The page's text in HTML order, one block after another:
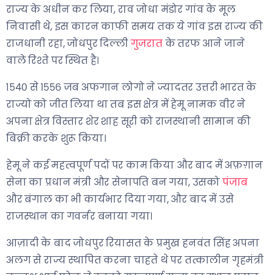
राज्य के अधीन कर लिया, राव जोधा मंडोर गांव के मूल
निवासी थे, इस कारन काफी समय तक ये गांव इस राज्य की
राजधानी रहा, जोधपुर दिल्लीगुजरातके तरफ आने जाने
वाले रिश्ते पर स्थित है।
१५४० से १५५६ जब अफगान लोगो ने ज्यादतर उत्तरी भारत के
राज्यो को जीत लिया था तब इस क्षेत्र में हेमू नामक वीर ने
अपना क्षेत्र विस्तार शेर शाह सूरी को राजस्थानी सामान की
बिक्री करके शुरू किया।
हेमू ने कई महत्वपूर्ण पदों पर काम किया और बाद में अफ़ग़ान
सेना का प्रधान मंत्री और सेनापति बन गया, उसकोपंजाब
और बंगाल का भी कार्यभार दिया गया, और बाद में उसे
राजस्थान का गवर्नर बनाया गया।
आज़ादी के बाद जोधपुर रियासत के प्रमुख हनवंत सिंह अपना
अलग से राज्य स्थापित करना चाहते थे पर तत्कालीन गृहमंत्री